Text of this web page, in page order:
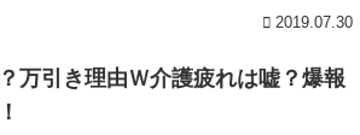
2019.07.30
万引き理由Ｗ介護疲れは嘘？爆報